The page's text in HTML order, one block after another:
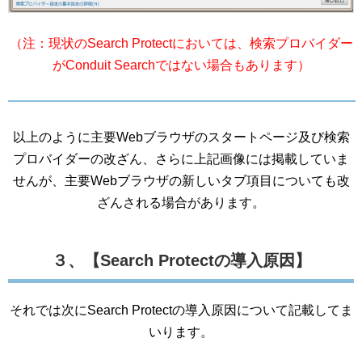
（注：現状のSearch Protectにおいては、検索プロバイダー
がConduit Searchではない場合もあります）
以上のように主要Webブラウザのスタートページ及び検索
プロバイダーの改ざん、さらに上記画像には掲載していま
せんが、主要Webブラウザの新しいタブ項目についても改
ざんされる場合があります。
３、【Search Protectの導入原因】
それでは次にSearch Protectの導入原因について記載してま
いります。